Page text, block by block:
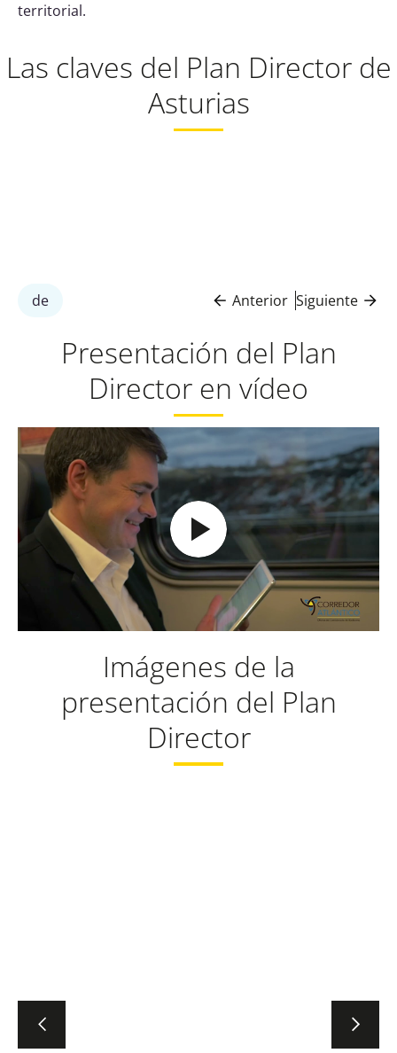
territorial.
Las claves del Plan Director de
Asturias
Anterior Siguiente
de
Presentación del Plan
Director en vídeo
Imágenes de la
presentación del Plan
Director